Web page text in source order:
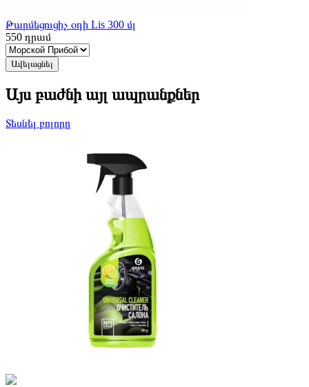
Թարմեցուցիչ օդի Lis 300 մլ
550 դրամ
Ավելացնել
Այս բաժնի այլ ապրանքներ
Տեսնել բոլորը